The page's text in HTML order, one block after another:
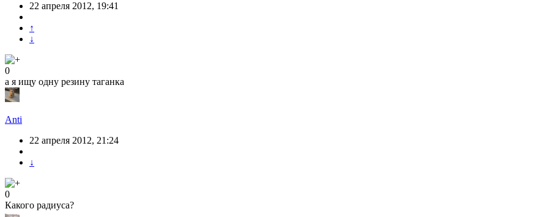
22 апреля 2012, 19:41
↑
↓
0
а я ищу одну резину таганка
Anti
22 апреля 2012, 21:24
↓
0
Какого радиуса?